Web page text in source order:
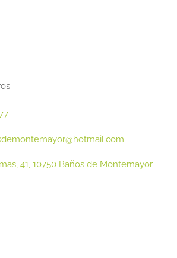
41, 10750 Baños de Montemayor